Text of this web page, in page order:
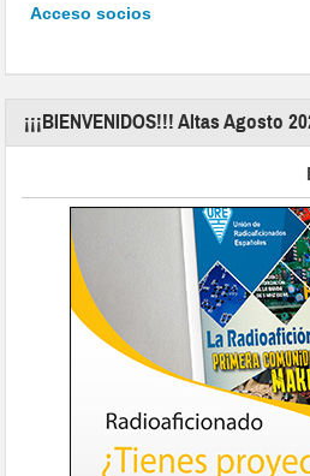
Acceso socios
¡¡¡BIENVENIDOS!!! Altas Agosto